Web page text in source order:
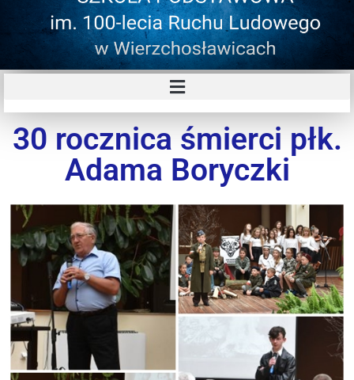
30 rocznica śmierci płk.
Adama Boryczki